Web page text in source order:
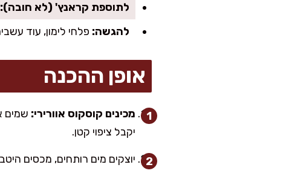
לתוספת קראנץ' (לא חובה):
להגשה: פלחי לימון, עוד
אופן ההכנה
מכינים קוסקוס אוורירי:
יקבל ציפוי קטן.
יוצקים מים רותחים, מכסים היטב (צלחת